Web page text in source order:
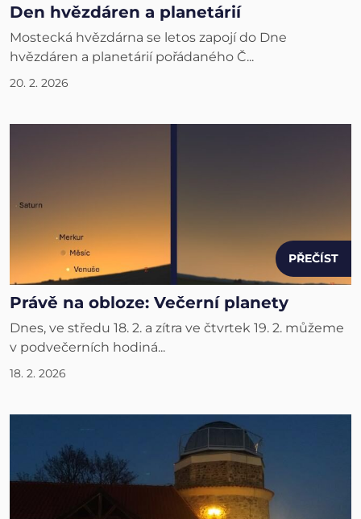
Den hvězdáren a planetárií
Mostecká hvězdárna se letos zapojí do Dne
hvězdáren a planetárií pořádaného Č...
20. 2. 2026
PŘEČÍST
Právě na obloze: Večerní planety
Dnes, ve středu 18. 2. a zítra ve čtvrtek 19. 2. můžeme
v podvečerních hodiná...
18. 2. 2026